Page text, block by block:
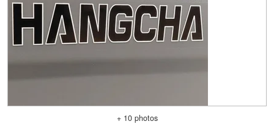
+ 10 photos